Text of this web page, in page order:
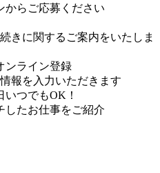
からご応募ください
きに関するご案内をいたしま
ンライン登録
報を入力いただきます
つでもOK！
したお仕事をご紹介